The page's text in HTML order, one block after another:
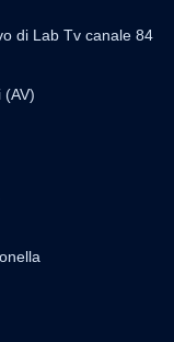
di Lab Tv canale 84